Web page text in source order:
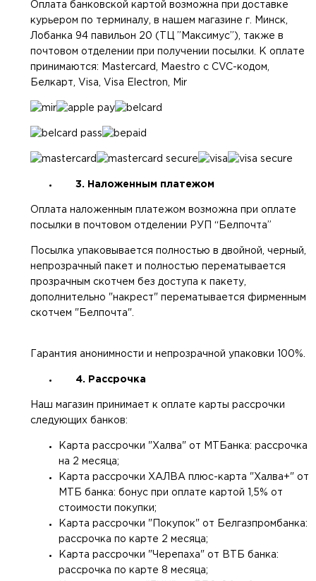
Оплата банковской картой возможна при доставке
курьером по терминалу, в нашем магазине г. Минск,
Лобанка 94 павильон 20 (ТЦ ”Максимус”), также в
почтовом отделении при получении посылки. К оплате
принимаются: Mastercard, Maestro с CVC-кодом,
Белкарт, Visa, Visa Electron, Mir
3. Наложенным платежом
Оплата наложенным платежом возможна при оплате
посылки в почтовом отделении РУП “Белпочта”
Посылка упаковывается полностью в двойной, черный,
непрозрачный пакет и полностью перематывается
прозрачным скотчем без доступа к пакету,
дополнительно "накрест" перематывается фирменным
скотчем "Белпочта".
Гарантия анонимности и непрозрачной упаковки 100%.
4. Рассрочка
Наш магазин принимает к оплате карты рассрочки
следующих банков:
Карта рассрочки "Халва" от МТБанка: рассрочка
на 2 месяца;
Карта рассрочки ХАЛВА плюс-карта "Халва+" от
МТБ банка: бонус при оплате картой 1,5% от
стоимости покупки;
Карта рассрочки "Покупок" от Белгазпромбанка:
рассрочка по карте 2 месяца;
Карта рассрочки "Черепаха" от ВТБ банка:
рассрочка по карте 8 месяца;